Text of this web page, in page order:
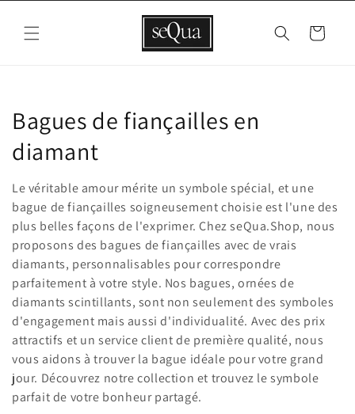
et
au
Panier
C
o
l
l
e
c
t
i
o
n
Bagues de fiançailles en
diamant
Le véritable amour mérite un symbole spécial, et une
bague de fiançailles soigneusement choisie est l'une des
plus belles façons de l'exprimer. Chez seQua.Shop, nous
proposons des bagues de fiançailles avec de vrais
diamants, personnalisables pour correspondre
parfaitement à votre style. Nos bagues, ornées de
diamants scintillants, sont non seulement des symboles
d'engagement mais aussi d'individualité. Avec des prix
attractifs et un service client de première qualité, nous
vous aidons à trouver la bague idéale pour votre grand
jour. Découvrez notre collection et trouvez le symbole
parfait de votre bonheur partagé.